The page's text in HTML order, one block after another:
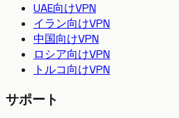
UAE向けVPN
イラン向けVPN
中国向けVPN
ロシア向けVPN
トルコ向けVPN
サポート